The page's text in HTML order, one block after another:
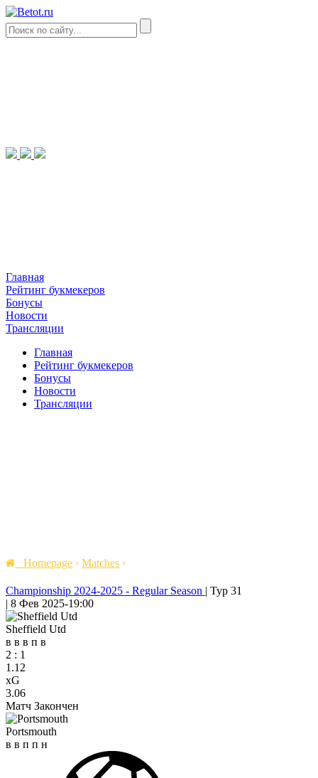
Главная
Рейтинг букмекеров
Бонусы
Новости
Трансляции
Главная
Рейтинг букмекеров
Бонусы
Новости
Трансляции
Homepage › Matches ›
Championship 2024-2025 - Regular Season | Тур 31
| 8 Фев 2025-19:00
Sheffield Utd
в в в п в
2 : 1
1.12
xG
3.06
Матч Закончен
Portsmouth
в в п п н